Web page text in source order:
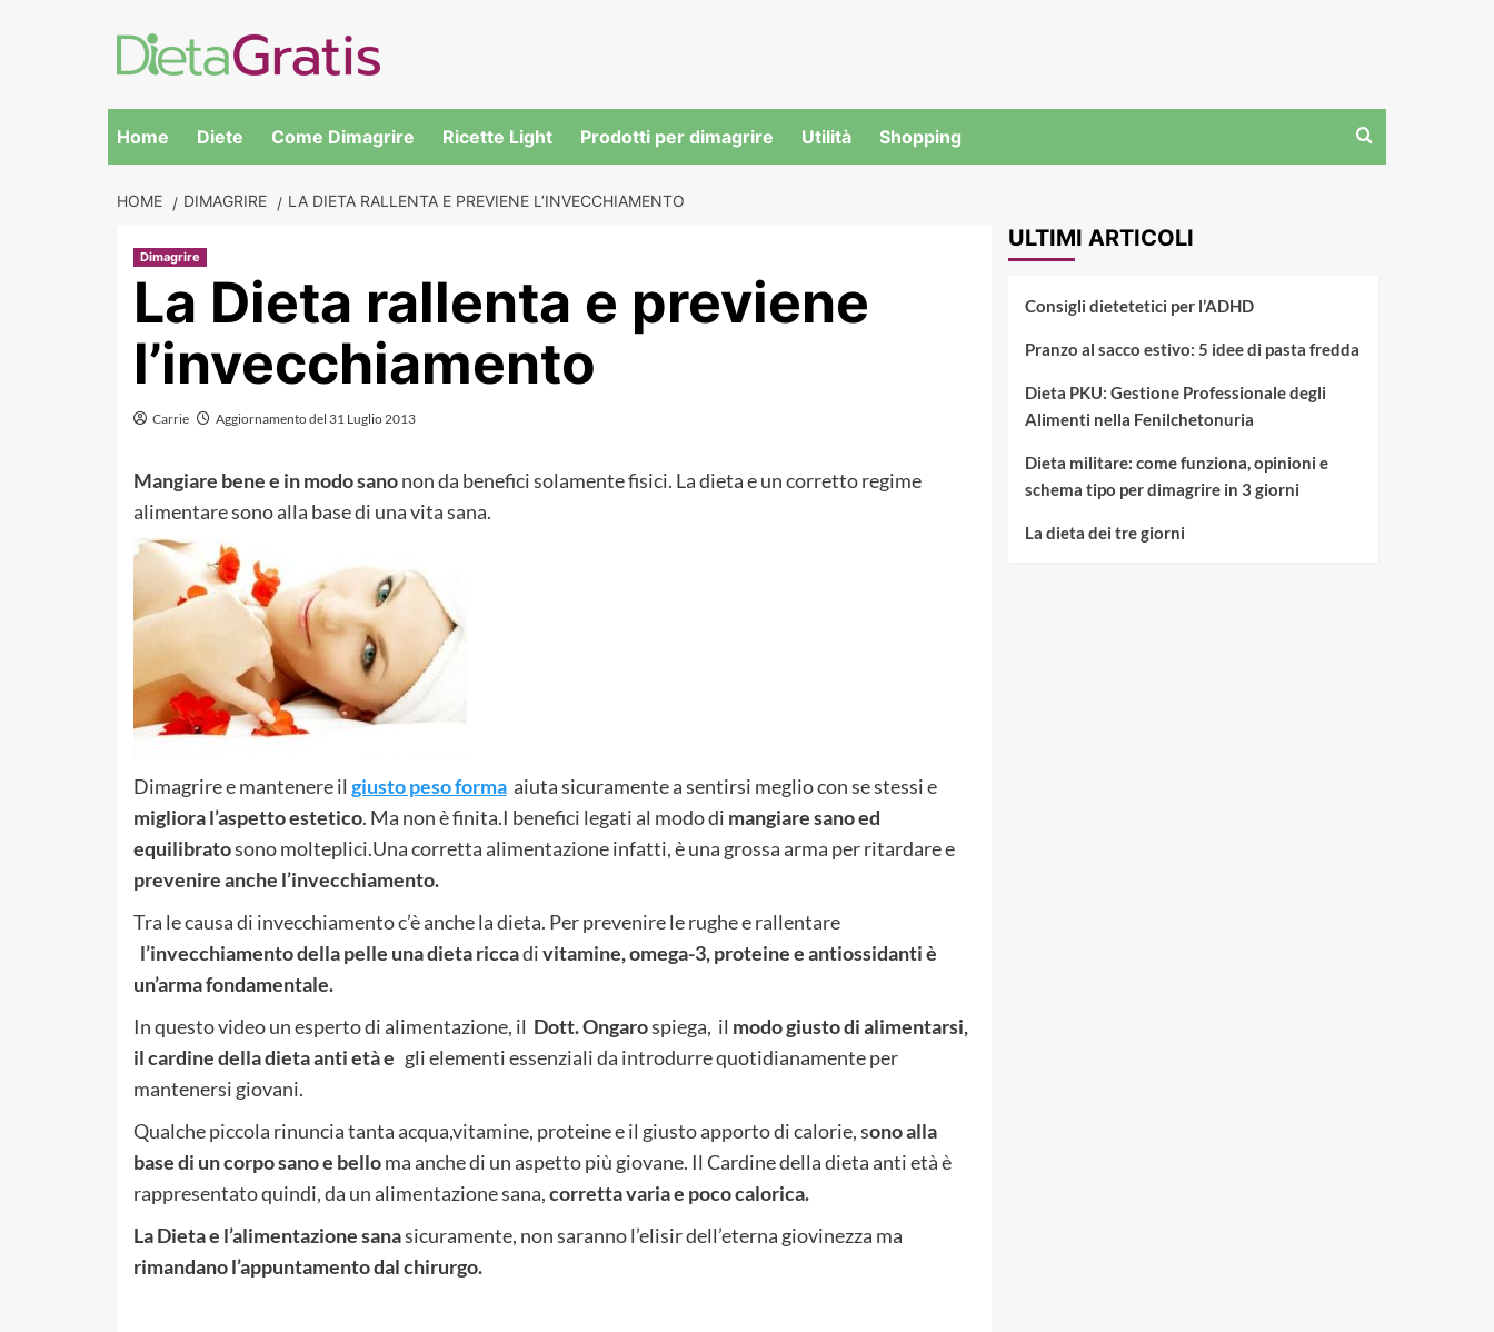
to
content
Home Diete Come Dimagrire Ricette Light Prodotti per dimagrire Utilità Shopping
HOME DIMAGRIRE LA DIETA RALLENTA E PREVIENE L’INVECCHIAMENTO
Dimagrire
La Dieta rallenta e previene
l’invecchiamento
Carrie Aggiornamento del 31 Luglio 2013
Mangiare bene e in modo sanonon da benefici solamente fisici. La dieta e un corretto regime
alimentare sono alla base di una vita sana.
Dimagrire e mantenere il giusto peso formaaiuta sicuramente a sentirsi meglio con se stessi e
migliora l’aspetto estetico. Ma non è finita.I benefici legati al modo di mangiare sano ed
equilibratosono molteplici.Una corretta alimentazione infatti, è una grossa arma per ritardare e
prevenire anche l’invecchiamento.
Tra le causa di invecchiamento c’è anche la dieta. Per prevenire le rughe e rallentare
l’invecchiamento della pelle una dieta riccadivitamine, omega-3, proteine e antiossidanti è
un’arma fondamentale.
In questo video un esperto di alimentazione, il Dott. Ongarospiega, il modo giusto di alimentarsi,
il cardine della dieta anti età e gli elementi essenziali da introdurre quotidianamente per
mantenersi giovani.
Qualche piccola rinuncia tanta acqua,vitamine, proteine e il giusto apporto di calorie, sono alla
base di un corpo sano e belloma anche di un aspetto più giovane. Il Cardine della dieta anti età è
rappresentato quindi, da un alimentazione sana,corretta varia e poco calorica.
La Dieta e l’alimentazione sanasicuramente, non saranno l’elisir dell’eterna giovinezza ma
rimandano l’appuntamento dal chirurgo.
ULTIMI ARTICOLI
Consigli dietetetici per l’ADHD
Pranzo al sacco estivo: 5 idee di pasta fredda
Dieta PKU: Gestione Professionale degli
Alimenti nella Fenilchetonuria
Dieta militare: come funziona, opinioni e
schema tipo per dimagrire in 3 giorni
La dieta dei tre giorni